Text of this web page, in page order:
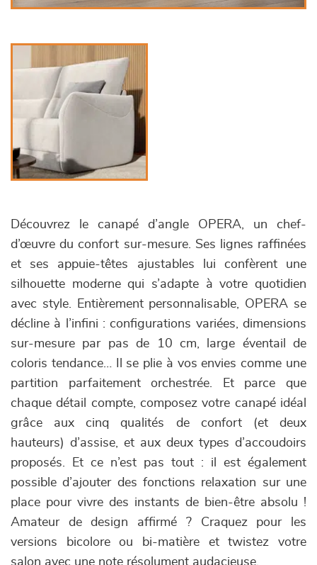
Découvrez le canapé d’angle OPERA, un chef-
d’œuvre du confort sur-mesure. Ses lignes raffinées
et ses appuie-têtes ajustables lui confèrent une
silhouette moderne qui s’adapte à votre quotidien
avec style. Entièrement personnalisable, OPERA se
décline à l’infini : configurations variées, dimensions
sur-mesure par pas de 10 cm, large éventail de
coloris tendance… Il se plie à vos envies comme une
partition parfaitement orchestrée. Et parce que
chaque détail compte, composez votre canapé idéal
grâce aux cinq qualités de confort (et deux
hauteurs) d’assise, et aux deux types d’accoudoirs
proposés. Et ce n’est pas tout : il est également
possible d’ajouter des fonctions relaxation sur une
place pour vivre des instants de bien-être absolu !
Amateur de design affirmé ? Craquez pour les
versions bicolore ou bi-matière et twistez votre
salon avec une note résolument audacieuse.